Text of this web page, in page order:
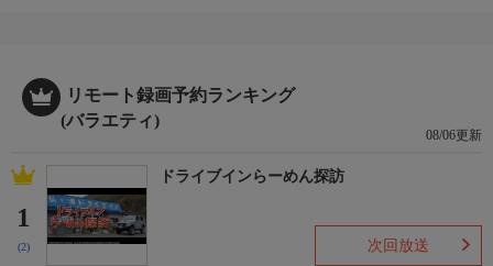
リモート録画予約ランキング
(バラエティ)
08/06更新
1
(2)
ドライブインらーめん探訪
次回放送